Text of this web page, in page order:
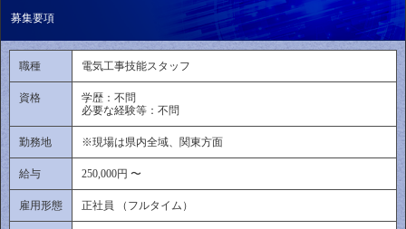
募集要項
職種 電気工事技能スタッフ
資格
学歴：不問
必要な経験等：不問
勤務地 ※現場は県内全域、関東方面
給与 250,000円 〜
雇用形態 正社員 （フルタイム）